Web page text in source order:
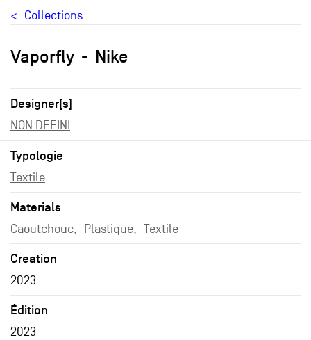
Collections
Vaporfly Nike
Designer[s]
NON DEFINI
Typologie
Textile
Materials
Caoutchouc Plastique Textile
Creation
2023
Édition
2023